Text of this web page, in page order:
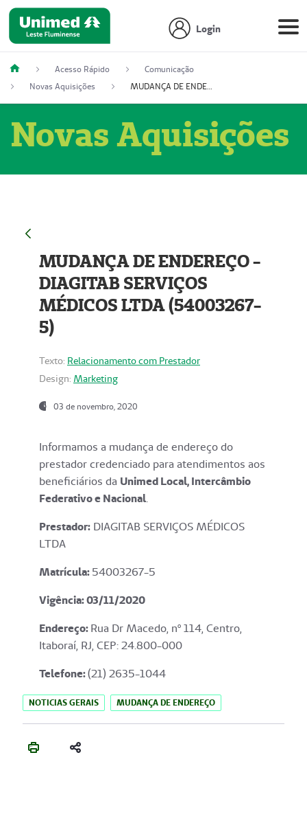
Login
Acesso Rápido
Comunicação
Novas Aquisições
MUDANÇA DE ENDEREÇO - DIAGITAB SERVIÇOS MÉDICOS LTDA (54003267-5)
Novas Aquisições
MUDANÇA DE ENDEREÇO -
DIAGITAB SERVIÇOS
MÉDICOS LTDA (54003267-
5)
Texto: Relacionamento com Prestador
Design: Marketing
03 de novembro, 2020
Informamos a mudança de endereço do
prestador credenciado para atendimentos aos
beneficiários da Unimed Local, Intercâmbio
Federativo e Nacional.
Prestador: DIAGITAB SERVIÇOS MÉDICOS
LTDA
Matrícula:54003267-5
Vigência: 03/11/2020
Endereço:Rua Dr Macedo, nº 114, Centro,
Itaboraí, RJ, CEP: 24.800-000
Telefone:(21) 2635-1044
NOTICIAS GERAIS MUDANÇA DE ENDEREÇO